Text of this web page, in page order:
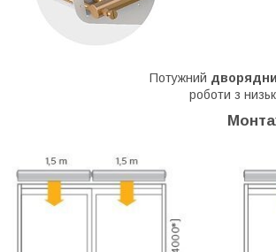
Потужний
роботи з